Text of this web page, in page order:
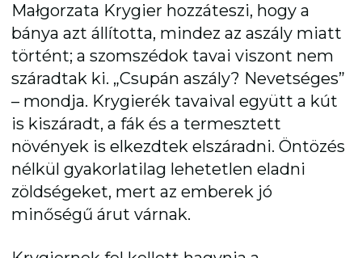
Małgorzata Krygier hozzáteszi, hogy a
bánya azt állította, mindez az aszály miatt
történt; a szomszédok tavai viszont nem
száradtak ki. „Csupán aszály? Nevetséges”
– mondja. Krygierék tavaival együtt a kút
is kiszáradt, a fák és a termesztett
növények is elkezdtek elszáradni. Öntözés
nélkül gyakorlatilag lehetetlen eladni
zöldségeket, mert az emberek jó
minőségű árut várnak.